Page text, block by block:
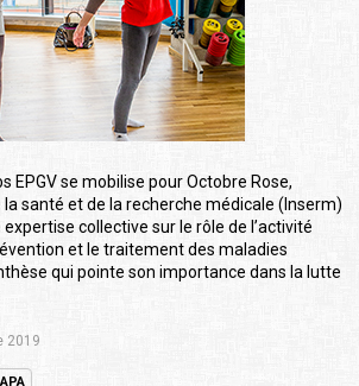
EPGV se mobilise pour Octobre Rose,
la santé et de la recherche médicale (Inserm)
collective sur le rôle de l’activité
et le traitement des maladies
qui pointe son importance dans la lutte
2019
APA